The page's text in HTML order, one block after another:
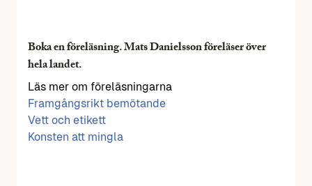
Boka en föreläsning. Mats Danielsson föreläser över
hela landet.
Läs mer om föreläsningarna
Framgångsrikt bemötande
Vett och etikett
Konsten att mingla